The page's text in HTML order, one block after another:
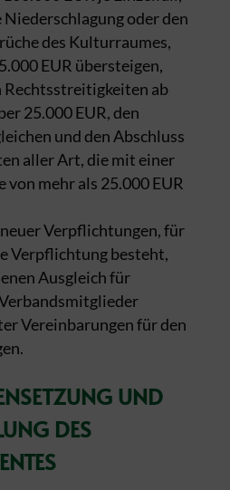
oder den
des Kulturraumes,
EUR übersteigen,
Rechtsstreitigkeiten ab
25.000 EUR, den
und den Abschluss
aller Art, die mit einer
von mehr als 25.000 EUR
Verpflichtungen, für
Verpflichtung besteht,
Ausgleich für
Vereinbarungen für den
UND
DES